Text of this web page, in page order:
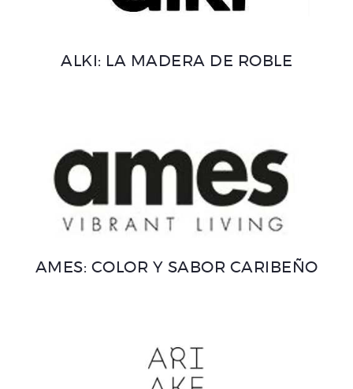
ALKI: LA MADERA DE ROBLE
AMES: COLOR Y SABOR CARIBEÑO